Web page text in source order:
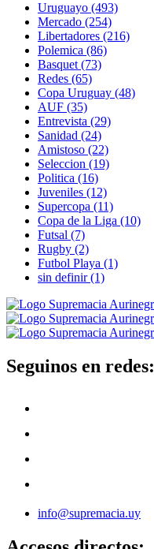
Uruguayo (493)
Mercado (254)
Libertadores (216)
Polemica (86)
Basquet (73)
Redes (65)
Copa Uruguay (48)
AUF (35)
Entrevista (29)
Sanidad (24)
Amistoso (22)
Seleccion (19)
Politica (16)
Juveniles (12)
Supercopa (11)
Copa de la Liga (10)
Futsal (7)
Rugby (2)
Futbol Playa (1)
sin definir(1)
Seguinos en redes:
info@supremacia.uy